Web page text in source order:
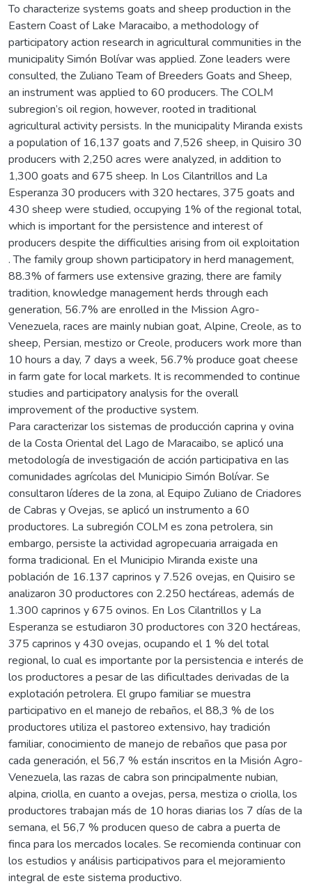
To characterize systems goats and sheep production in the
Eastern Coast of Lake Maracaibo, a methodology of
participatory action research in agricultural communities in the
municipality Simón Bolívar was applied. Zone leaders were
consulted, the Zuliano Team of Breeders Goats and Sheep,
an instrument was applied to 60 producers. The COLM
subregion’s oil region, however, rooted in traditional
agricultural activity persists. In the municipality Miranda exists
a population of 16,137 goats and 7,526 sheep, in Quisiro 30
producers with 2,250 acres were analyzed, in addition to
1,300 goats and 675 sheep. In Los Cilantrillos and La
Esperanza 30 producers with 320 hectares, 375 goats and
430 sheep were studied, occupying 1% of the regional total,
which is important for the persistence and interest of
producers despite the difficulties arising from oil exploitation
. The family group shown participatory in herd management,
88.3% of farmers use extensive grazing, there are family
tradition, knowledge management herds through each
generation, 56.7% are enrolled in the Mission Agro-
Venezuela, races are mainly nubian goat, Alpine, Creole, as to
sheep, Persian, mestizo or Creole, producers work more than
10 hours a day, 7 days a week, 56.7% produce goat cheese
in farm gate for local markets. It is recommended to continue
studies and participatory analysis for the overall
improvement of the productive system.
Para caracterizar los sistemas de producción caprina y ovina
de la Costa Oriental del Lago de Maracaibo, se aplicó una
metodología de investigación de acción participativa en las
comunidades agrícolas del Municipio Simón Bolívar. Se
consultaron líderes de la zona, al Equipo Zuliano de Criadores
de Cabras y Ovejas, se aplicó un instrumento a 60
productores. La subregión COLM es zona petrolera, sin
embargo, persiste la actividad agropecuaria arraigada en
forma tradicional. En el Municipio Miranda existe una
población de 16.137 caprinos y 7.526 ovejas, en Quisiro se
analizaron 30 productores con 2.250 hectáreas, además de
1.300 caprinos y 675 ovinos. En Los Cilantrillos y La
Esperanza se estudiaron 30 productores con 320 hectáreas,
375 caprinos y 430 ovejas, ocupando el 1 % del total
regional, lo cual es importante por la persistencia e interés de
los productores a pesar de las dificultades derivadas de la
explotación petrolera. El grupo familiar se muestra
participativo en el manejo de rebaños, el 88,3 % de los
productores utiliza el pastoreo extensivo, hay tradición
familiar, conocimiento de manejo de rebaños que pasa por
cada generación, el 56,7 % están inscritos en la Misión Agro-
Venezuela, las razas de cabra son principalmente nubian,
alpina, criolla, en cuanto a ovejas, persa, mestiza o criolla, los
productores trabajan más de 10 horas diarias los 7 días de la
semana, el 56,7 % producen queso de cabra a puerta de
finca para los mercados locales. Se recomienda continuar con
los estudios y análisis participativos para el mejoramiento
integral de este sistema productivo.